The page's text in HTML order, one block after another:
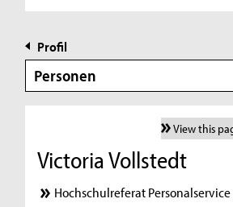
Profil
Personen
View this
Victoria Vollstedt
Hochschulreferat Personalservice